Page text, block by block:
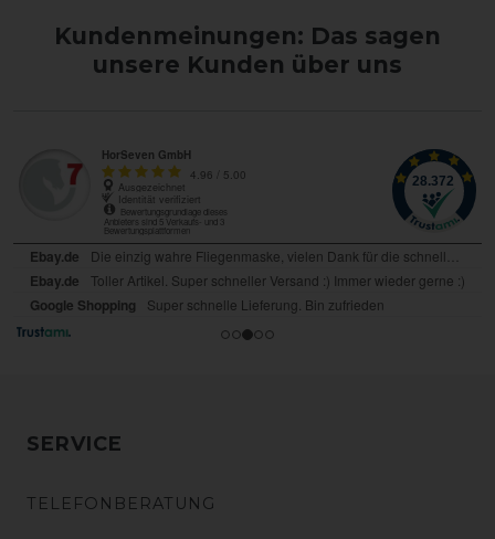
Kundenmeinungen: Das sagen
unsere Kunden über uns
SERVICE
TELEFONBERATUNG